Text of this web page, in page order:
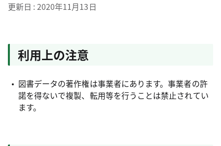
更新日 2020年11月13日
利用上の注意
図書データの著作権は事業者にあります。事業者の許
諾を得ないで複製、転用等を行うことは禁止されてい
ます。